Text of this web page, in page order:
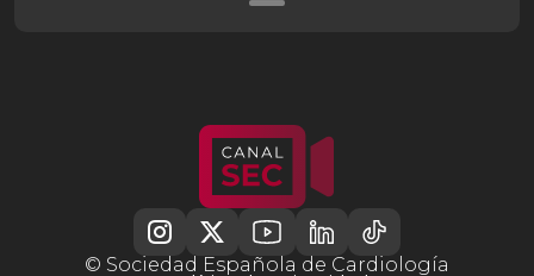
© Sociedad Española de Cardiología